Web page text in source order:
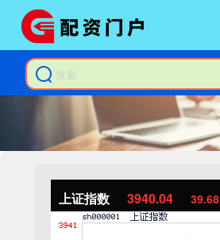
上证指数 3940.04 39.68